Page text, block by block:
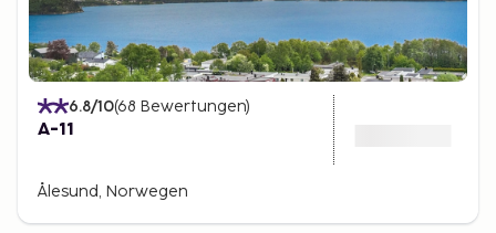
6.8/10(68 Bewertungen)
A-11
Ålesund, Norwegen